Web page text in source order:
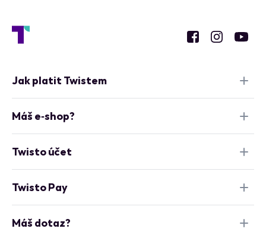
Jak platit Twistem
Máš e‑shop?
Twisto účet
Twisto Pay
Máš dotaz?